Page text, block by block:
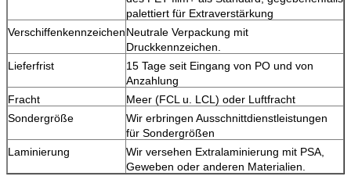
palettiert für Extraverstärkung
VerschiffenkennzeichenNeutrale Verpackung mit
Druckkennzeichen.
Lieferfrist
15 Tage seit Eingang von PO und von
Anzahlung
Fracht
Meer (FCL u. LCL) oder Luftfracht
Sondergröße
Wir erbringen Ausschnittdienstleistungen
für Sondergrößen
Laminierung
Wir versehen Extralaminierung mit PSA,
Geweben oder anderen Materialien.